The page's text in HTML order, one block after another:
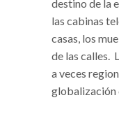
destino de la
las cabinas
casas, los
de las calles.
a veces
globalización